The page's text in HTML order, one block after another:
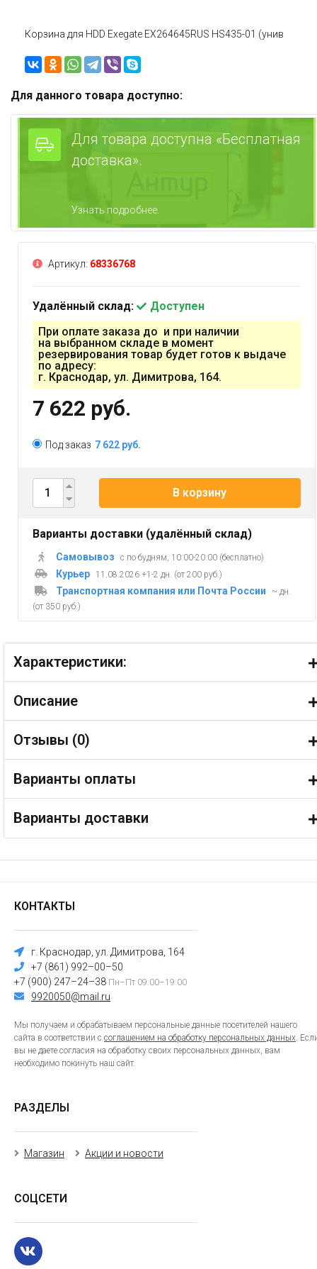
Корзина для HDD Exegate EX264645RUS HS435-01 (унив
Для данного товара доступно:
Для товара доступна «Бесплатная
доставка».
Узнать подробнее.
Артикул: 68336768
Удалённый склад:
Доступен
При оплате заказа до и при наличии
на выбранном складе в момент
резервирования товар будет готов к выдаче
по адресу:
г. Краснодар, ул. Димитрова, 164.
7 622 руб.
Под заказ 7 622 руб.
В корзину
Варианты доставки (удалённый склад)
Самовывоз с по будням, 10:00-20:00 (бесплатно)
Курьер 11.08.2026 +1-2 дн. (от 200 руб.)
Транспортная компания или Почта России
~ дн.
(от 350 руб.)
Характеристики:
Описание
Отзывы (0)
Варианты оплаты
Варианты доставки
КОНТАКТЫ
г. Краснодар, ул. Димитрова, 164
+7 (861) 992–00–50
+7 (900) 247–24–38 Пн–Пт 09:00–19:00
9920050@mail.ru
Мы получаем и обрабатываем персональные данные посетителей нашего
сайта в соответствии с соглашением на обработку персональных данных.
вы не даете согласия на обработку своих персональных данных, вам
необходимо покинуть наш сайт.
РАЗДЕЛЫ
Магазин Акции и новости
СОЦСЕТИ